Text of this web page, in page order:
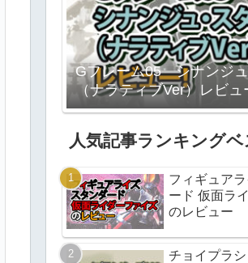
Gフレーム05 シナンジ
（ナラティブVer）レビュ
人気記事ランキング
フィギュア
ード 仮面ラ
のレビュー
チョイプラ